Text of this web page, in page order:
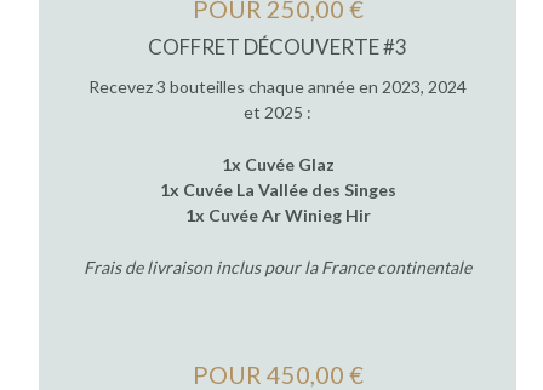
POUR 250,00 €
COFFRET DÉCOUVERTE #3
Recevez 3 bouteilles chaque année en 2023, 2024
et 2025 :
1x Cuvée Glaz
1x Cuvée La Vallée des Singes
1x Cuvée Ar Winieg Hir
Frais de livraison inclus pour la France continentale
POUR 450,00 €